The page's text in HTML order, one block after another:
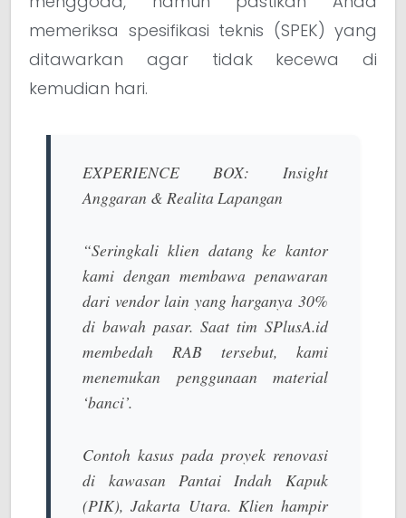
memeriksa spesifikasi teknis (SPEK) yang
ditawarkan agar tidak kecewa di
kemudian hari.
EXPERIENCE BOX: Insight
Anggaran & Realita Lapangan
“Seringkali klien datang ke kantor
kami dengan membawa penawaran
dari vendor lain yang harganya 30%
di bawah pasar. Saat tim SPlusA.id
membedah RAB tersebut, kami
menemukan penggunaan material
‘banci’.
Contoh kasus pada proyek renovasi
di kawasan Pantai Indah Kapuk
(PIK), Jakarta Utara. Klien hampir